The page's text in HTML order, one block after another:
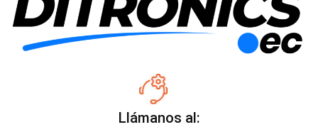
Llámanos al: